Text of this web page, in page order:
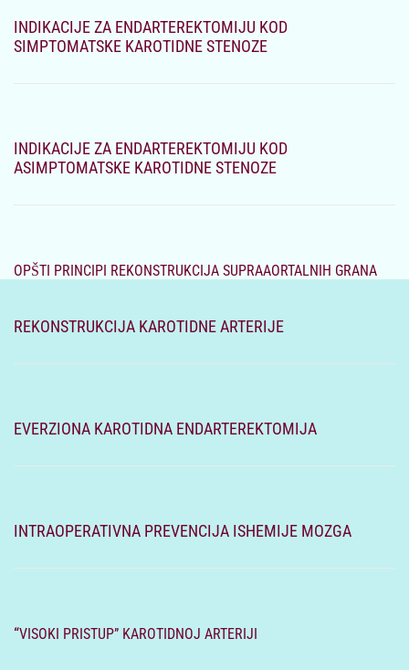
INDIKACIJE ZA ENDARTEREKTOMIJU KOD
SIMPTOMATSKE KAROTIDNE STENOZE
INDIKACIJE ZA ENDARTEREKTOMIJU KOD
ASIMPTOMATSKE KAROTIDNE STENOZE
OPŠTI PRINCIPI REKONSTRUKCIJA SUPRAAORTALNIH GRANA
REKONSTRUKCIJA KAROTIDNE ARTERIJE
EVERZIONA KAROTIDNA ENDARTEREKTOMIJA
INTRAOPERATIVNA PREVENCIJA ISHEMIJE MOZGA
“VISOKI PRISTUP” KAROTIDNOJ ARTERIJI